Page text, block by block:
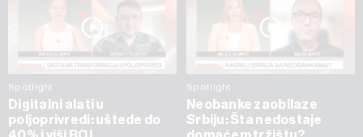
Spotlight
Digitalni alati u
poljoprivredi: uštede do
Spotlight
Neobanke zaobilaze
Srbiju: Šta nedostaje